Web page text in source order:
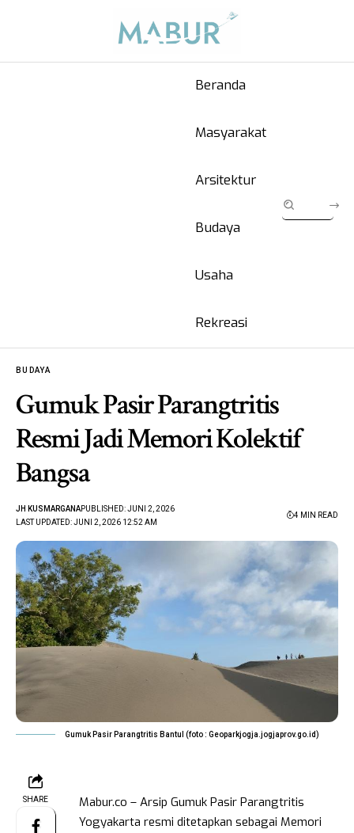
Beranda
Masyarakat
Arsitektur
Budaya
Usaha
Rekreasi
BUDAYA
Gumuk Pasir Parangtritis
Resmi Jadi Memori Kolektif
Bangsa
LAST UPDATED: JUNI 2, 2026 12:52 AM
JH KUSMARGANAPUBLISHED: JUNI 2, 2026
4 MIN READ
Gumuk Pasir Parangtritis Bantul (foto : Geoparkjogja.jogjaprov.go.id)
SHARE
Mabur.co – Arsip Gumuk Pasir Parangtritis
Yogyakarta resmi ditetapkan sebagai Memori